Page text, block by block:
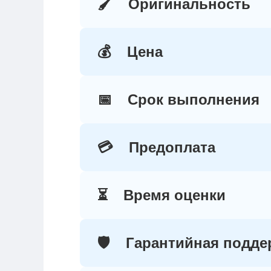
🖌️ Оригинальность
💰 Цена
📅 Срок выполнения
💳 Предоплата
⏳ Время оценки
🛡️ Гарантийная